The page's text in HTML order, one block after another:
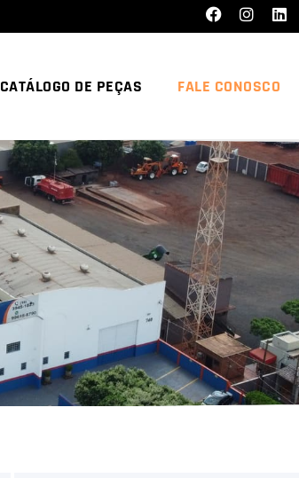
CATÁLOGO DE PEÇAS FALE CONOSCO